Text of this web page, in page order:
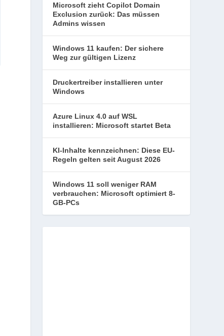
Microsoft zieht Copilot Domain
Exclusion zurück: Das müssen
Admins wissen
Windows 11 kaufen: Der sichere
Weg zur gültigen Lizenz
Druckertreiber installieren unter
Windows
Azure Linux 4.0 auf WSL
installieren: Microsoft startet Beta
KI-Inhalte kennzeichnen: Diese EU-
Regeln gelten seit August 2026
Windows 11 soll weniger RAM
verbrauchen: Microsoft optimiert 8-
GB-PCs